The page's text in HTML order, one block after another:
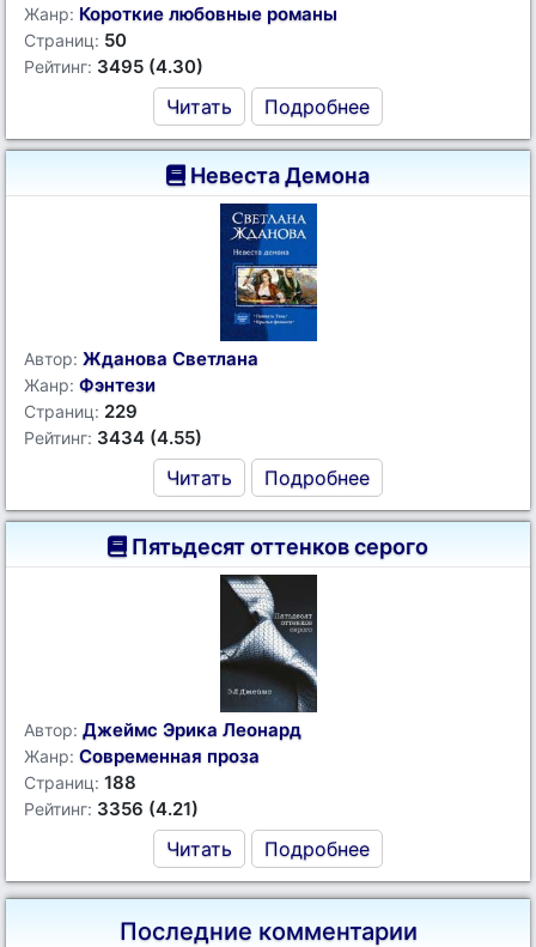
Жанр: Короткие любовные романы
Страниц: 50
Рейтинг: 3495 (4.30)
Читать Подробнее
Невеста Демона
Автор: Жданова Светлана
Жанр: Фэнтези
Страниц: 229
Рейтинг: 3434 (4.55)
Читать Подробнее
Пятьдесят оттенков серого
Автор: Джеймс Эрика Леонард
Жанр: Современная проза
Страниц: 188
Рейтинг: 3356 (4.21)
Читать Подробнее
Последние комментарии